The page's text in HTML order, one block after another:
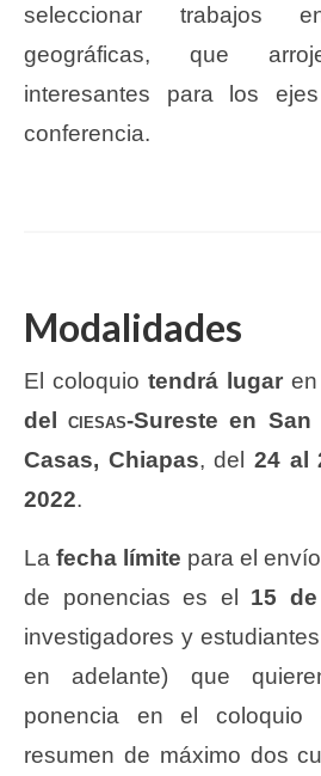
seleccionar trabajos
geográficas, que
interesantes para los
conferencia.
Modalidades
El coloquio tendrá lugar
delciesas-Sureste en
Casas, Chiapas, del 24 al
2022.
La fecha límite para el
de ponencias es el 15
investigadores y
en adelante) que
ponencia en el coloquio
resumen de máximo dos